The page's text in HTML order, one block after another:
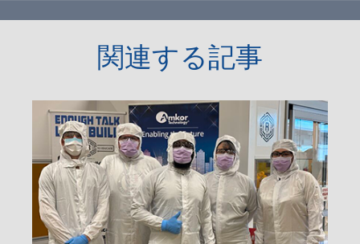
関連する記事